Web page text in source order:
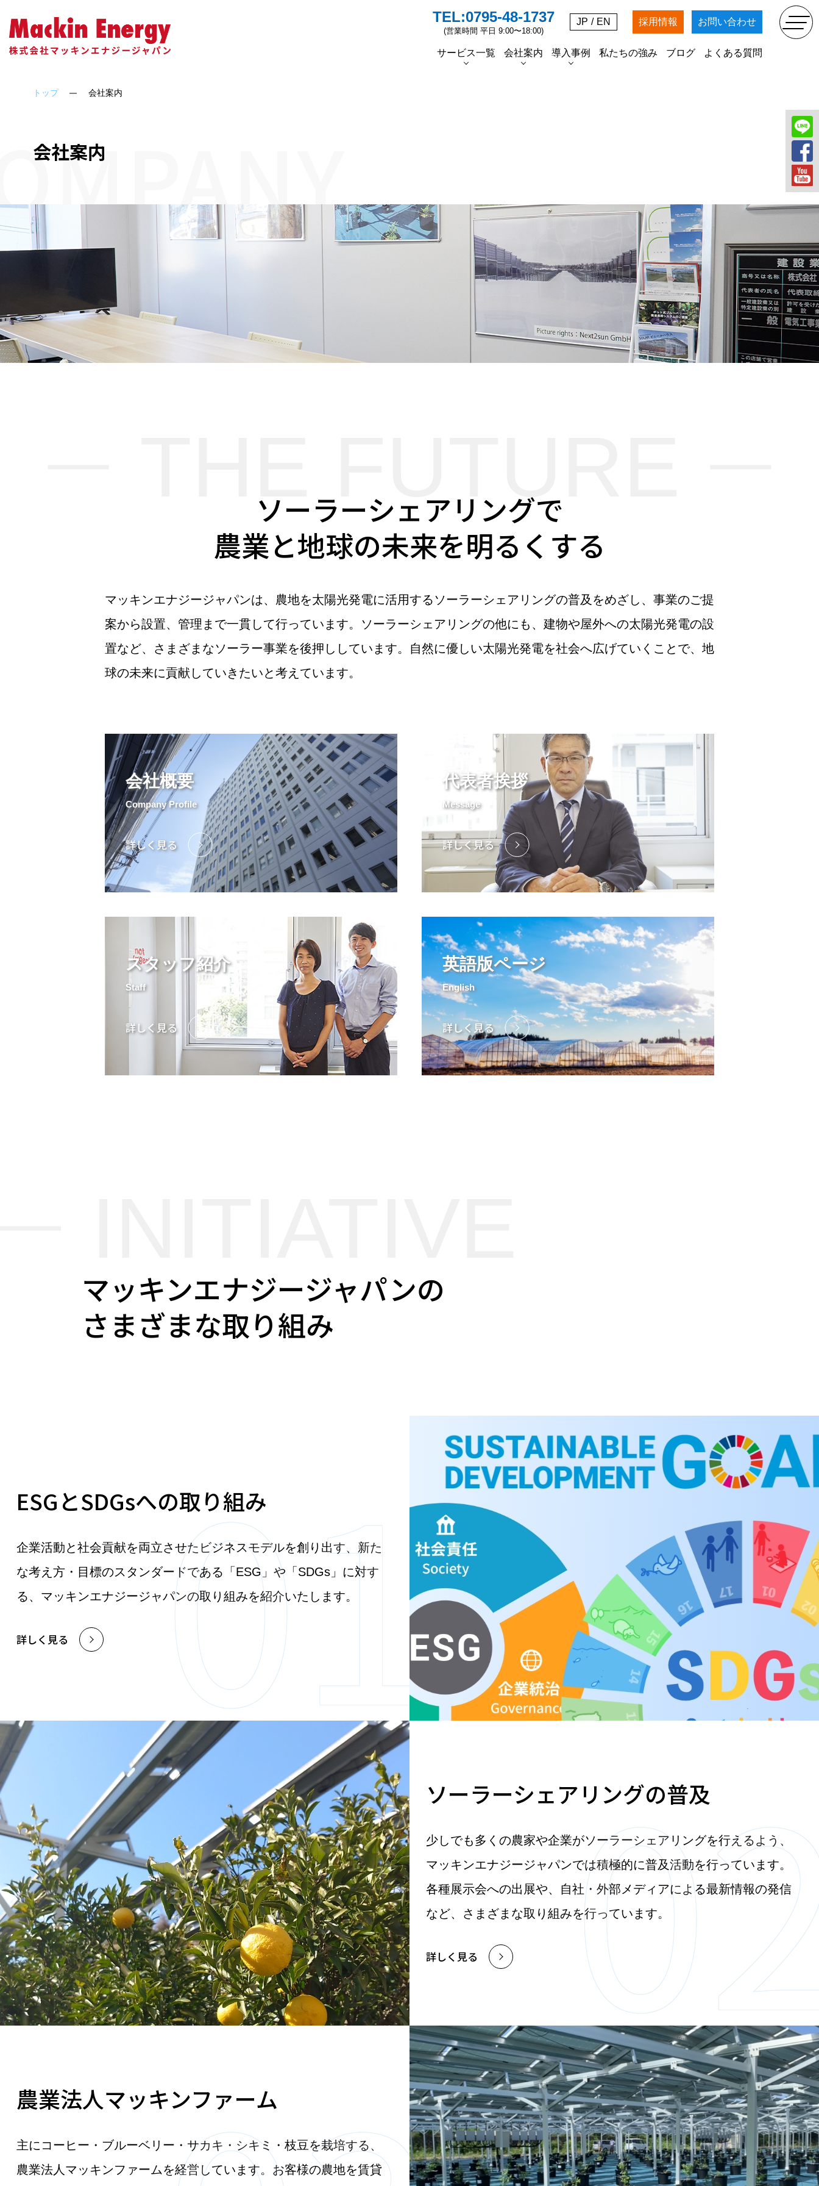
TEL:0795-48-1737
(営業時間 平日 9:00〜18:00)
JP / EN 採用情報 お問い合わせ
サービス一覧 会社案内 導入事例 私たちの強み ブログ よくある質問
トップ 会社案内
会社案内
ソーラーシェアリングで
農業と地球の未来を明るくする
マッキンエナジージャパンは、農地を太陽光発電に活用するソーラーシェアリングの普及をめざし、事業のご提
案から設置、管理まで一貫して行っています。ソーラーシェアリングの他にも、建物や屋外への太陽光発電の設
置など、さまざまなソーラー事業を後押ししています。自然に優しい太陽光発電を社会へ広げていくことで、地
球の未来に貢献していきたいと考えています。
会社概要
Company Profile
詳しく見る
代表者挨拶
Message
詳しく見る
スタッフ紹介
Staff
詳しく見る
英語版ページ
English
詳しく見る
マッキンエナジージャパンの
さまざまな取り組み
ESGとSDGsへの取り組み
企業活動と社会貢献を両立させたビジネスモデルを創り出す、新た
な考え方・目標のスタンダードである「ESG」や「SDGs」に対す
る、マッキンエナジージャパンの取り組みを紹介いたします。
詳しく見る
ソーラーシェアリングの普及
少しでも多くの農家や企業がソーラーシェアリングを行えるよう、
マッキンエナジージャパンでは積極的に普及活動を行っています。
各種展示会への出展や、自社・外部メディアによる最新情報の発信
など、さまざまな取り組みを行っています。
詳しく見る
農業法人マッキンファーム
主にコーヒー・ブルーベリー・サカキ・シキミ・枝豆を栽培する、
農業法人マッキンファームを経営しています。お客様の農地を賃貸